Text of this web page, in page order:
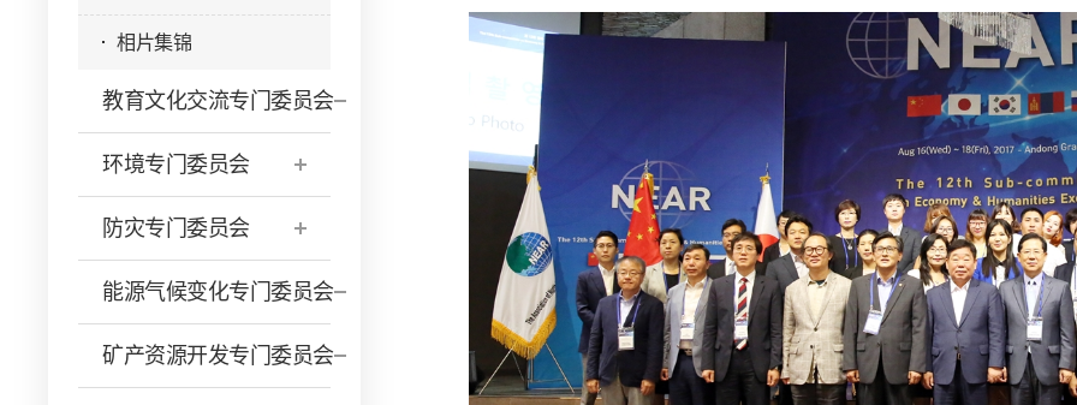
相片集锦
教育文化交流专门委员会
环境专门委员会
防灾专门委员会
能源气候变化专门委员会
矿产资源开发专门委员会